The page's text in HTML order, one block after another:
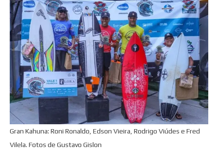
Gran Kahuna: Roni Ronaldo, Edson Vieira, Rodrigo Viúdes e Fred
Vilela. Fotos de Gustavo Gislon